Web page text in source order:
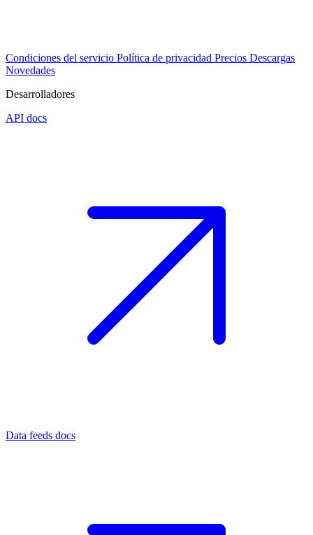
Condiciones del servicio Política de privacidad Precios Descargas
Novedades
Desarrolladores
API docs
Data feeds docs